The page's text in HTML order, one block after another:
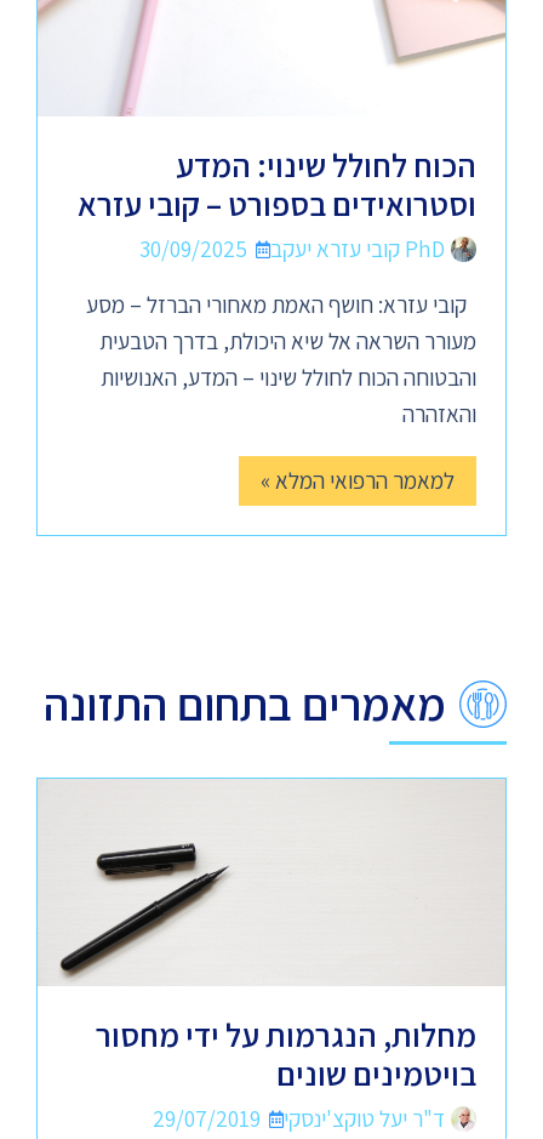
הכוח לחולל שינוי: המדע
וסטרואידים בספורט – קובי עזרא
PhD קובי עזרא יעקב
30/09/2025
קובי עזרא: חושף האמת מאחורי הברזל – מסע
מעורר השראה אל שיא היכולת, בדרך הטבעית
והבטוחה הכוח לחולל שינוי – המדע, האנושיות
והאזהרה
למאמר הרפואי המלא »
מאמרים בתחום התזונה
מחלות, הנגרמות על ידי מחסור
בויטמינים שונים
ד"ר יעל טוקצ'ינסקי
29/07/2019